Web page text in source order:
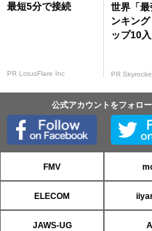
最短5分で接続
PR LotusFlare Inc
世界「
ンキン
ップ10入
PR
公式アカウントをフォロ
FMV
ELECOM
JAWS-UG